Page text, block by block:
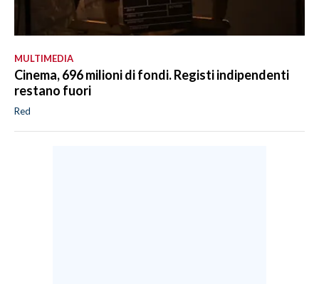
MULTIMEDIA
Cinema, 696 milioni di fondi. Registi indipendenti
restano fuori
Red